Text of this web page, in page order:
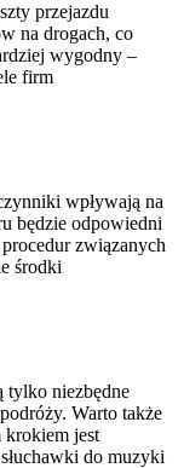
przejazdu
na drogach, co
wygodny –
firm
wpływają na
będzie odpowiedni
związanych
środki
tylko niezbędne
Warto także
krokiem jest
do muzyki